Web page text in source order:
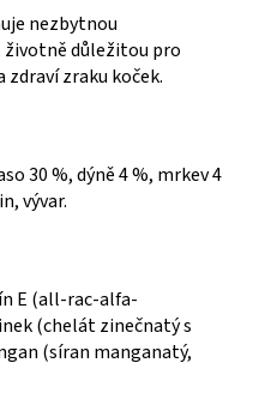
nezbytnou
životně důležitou pro
zdraví zraku koček.
30 %, dýně 4 %, mrkev 4
vývar.
E (all-rac-alfa-
(chelát zinečnatý s
(síran manganatý,